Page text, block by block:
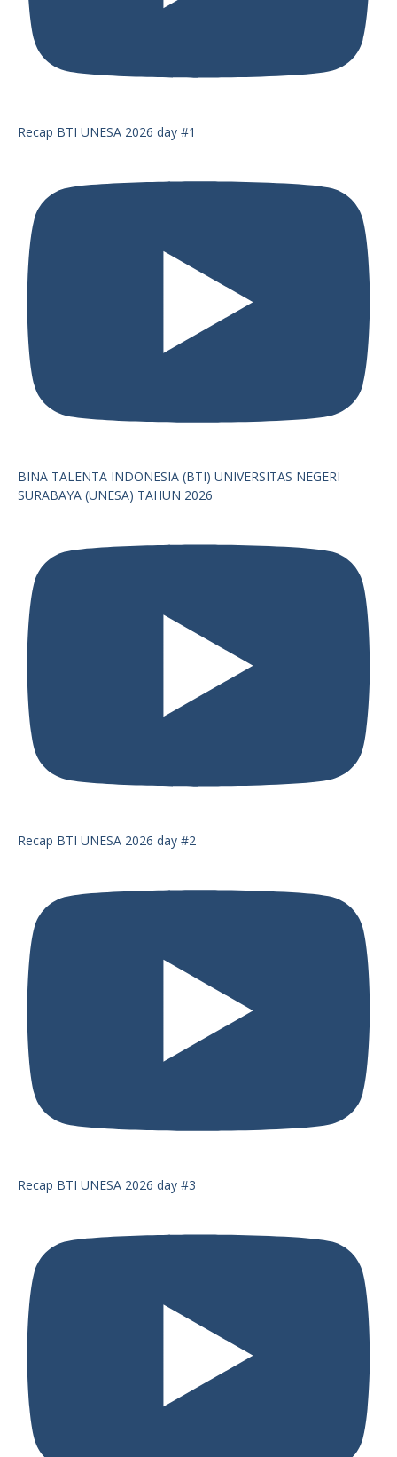
Recap BTI UNESA 2026 day #1
BINA TALENTA INDONESIA (BTI) UNIVERSITAS NEGERI
SURABAYA (UNESA) TAHUN 2026
Recap BTI UNESA 2026 day #2
Recap BTI UNESA 2026 day #3